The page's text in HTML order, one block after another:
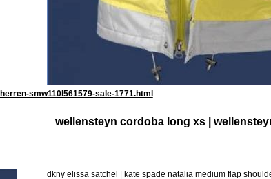
smw110l561579-sale-1771.html
wellensteyn cordoba long xs |
dkny elissa satchel | kate spade natalia medium flap